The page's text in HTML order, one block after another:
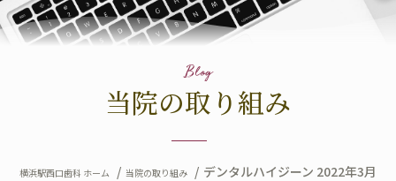
Blog
当院の取り組み
横浜駅西口歯科 ホーム 当院の取り組み
デンタルハイジーン 2022年3月